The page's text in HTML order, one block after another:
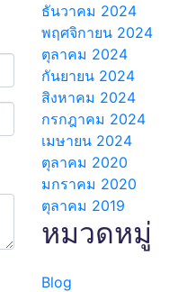
ธันวาคม 2024
พฤศจิกายน 2024
ตุลาคม 2024
กันยายน 2024
สิงหาคม 2024
กรกฎาคม 2024
เมษายน 2024
ตุลาคม 2020
มกราคม 2020
ตุลาคม 2019
หมวดหมู่
Blog